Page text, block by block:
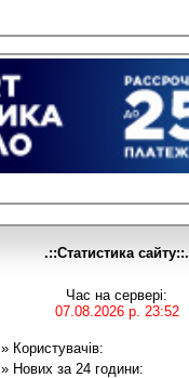
.::Статистика сайту::.
Час на сервері:
07.08.2026 р. 23:52
» Користувачів:
» Нових за 24 години: